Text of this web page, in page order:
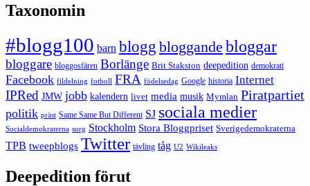
Taxonomin
#blogg100 barn blogg bloggande bloggar
bloggare bloggosfären Borlänge Brit Stakston deepedition demokrati
Facebook fildelning fotboll FRA födelsedag Google historia Internet
IPRed JMW jobb kalendern livet media musik Mymlan Piratpartiet
politik präst Same Same But Different SJ sociala medier
Socialdemokraterna sorg Stockholm Stora Bloggpriset Sverigedemokraterna
TPB tweepblogs Twitter tävling tåg U2 Wikileaks
Deepedition förut